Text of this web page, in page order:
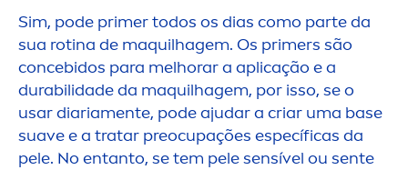
Sim, pode primer todos os dias como parte da
sua rotina de maquilhagem. Os primers são
concebidos para melhorar a aplicação e a
durabilidade da maquilhagem, por isso, se o
usar diariamente, pode ajudar a criar uma base
suave e a tratar preocupações específicas da
pele. No entanto, se tem pele sensível ou sente